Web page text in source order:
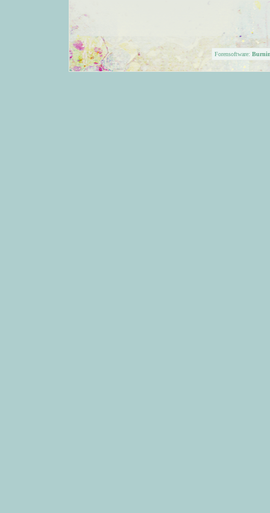
Forensoftware: